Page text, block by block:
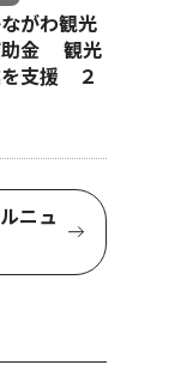
がわ観光
助金 観光
を支援 ２
ニュ